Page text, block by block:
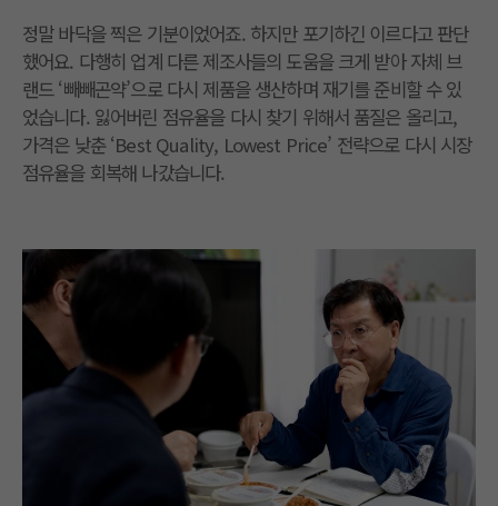
정말 바닥을 찍은 기분이었어죠. 하지만 포기하긴 이르다고 판단
했어요. 다행히 업계 다른 제조사들의 도움을 크게 받아 자체 브
랜드 ‘빼빼곤약’으로 다시 제품을 생산하며 재기를 준비할 수 있
었습니다. 잃어버린 점유율을 다시 찾기 위해서 품질은 올리고,
가격은 낮춘 ‘Best Quality, Lowest Price’ 전략으로 다시 시장
점유율을 회복해 나갔습니다.